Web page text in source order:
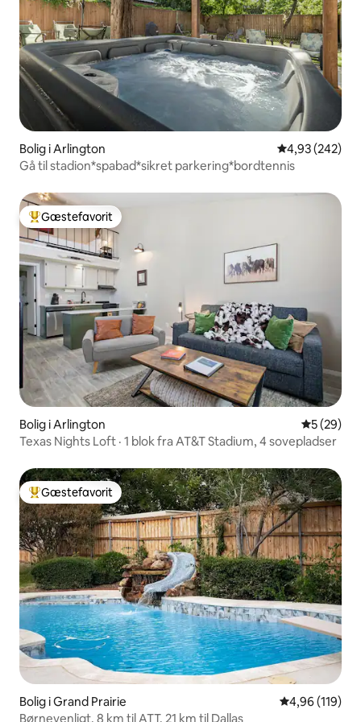
Bolig i Arlington 4,93 ud af 5 i
4,93 (242)
Gå til stadion*spabad*sikret parkering*bordtennis
Bedste gæstefavorit
Gæstefavorit
Bolig i Arlington 5 ud af 5 i
5 (29)
Texas Nights Loft · 1 blok fra AT&T Stadium, 4 sovepladser
Bedste gæstefavorit
Gæstefavorit
Bolig i Grand Prairie 4,96 ud af 5 i
4,96 (119)
Børnevenligt, 8 km til ATT, 21 km til Dallas